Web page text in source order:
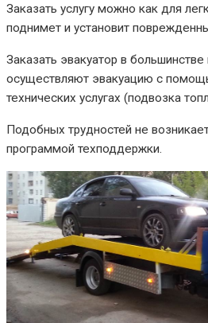
Заказать услугу можно как для
поднимет и установит
Заказать эвакуатор в
осуществляют эвакуацию с
технических услугах (подвозка
Подобных трудностей не
программой техподдержки.